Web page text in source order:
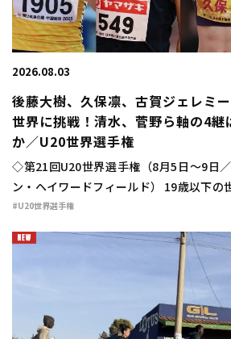
2026.08.03
後藤大樹、久保凛、古賀ジェレミ
世界に挑戦！清水、菅野ら軸の4継
か／U20世界選手権
◇第21回U20世界選手権（8月5日～9日
ン・ヘイワードフィールド） 19歳以下の
選手権が8月5日から9日までの5日間、米
#U20世界選手権